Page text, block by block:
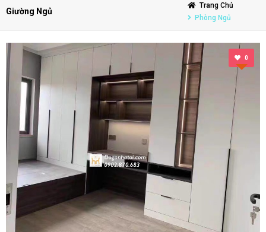
Giường Ngủ
Trang Chủ
Phòng Ngủ
0